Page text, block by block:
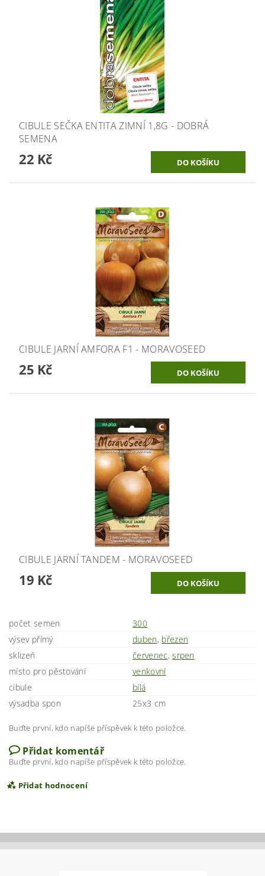
CIBULE SEČKA ENTITA ZIMNÍ 1,8G - DOBRÁ
SEMENA
22 Kč
CIBULE JARNÍ AMFORA F1 - MORAVOSEED
25 Kč
CIBULE JARNÍ TANDEM - MORAVOSEED
19 Kč
počet semen
300
výsev přímý
duben, březen
sklizeň
červenec,srpen
místo pro pěstování
venkovní
cibule
bílá
výsadba spon
25x3 cm
Buďte první, kdo napíše příspěvek k této položce.
Přidat komentář
Buďte první, kdo napíše příspěvek k této položce.
Přidat hodnocení